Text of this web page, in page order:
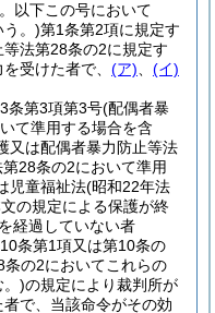
以下この号において
う。)第1条第2項に規定す
法第28条の2に規定す
受けた者で、 (ア)
(イ)
条第3項第3号(配偶者暴
て準用する場合を含
又は配偶者暴力防止等法
28条の2において準用
児童福祉法(昭和22年法
の規定による保護が終
経過していない者
条第1項又は第10条の
の2においてこれらの
。)の規定により裁判所が
で、当該命令がその効